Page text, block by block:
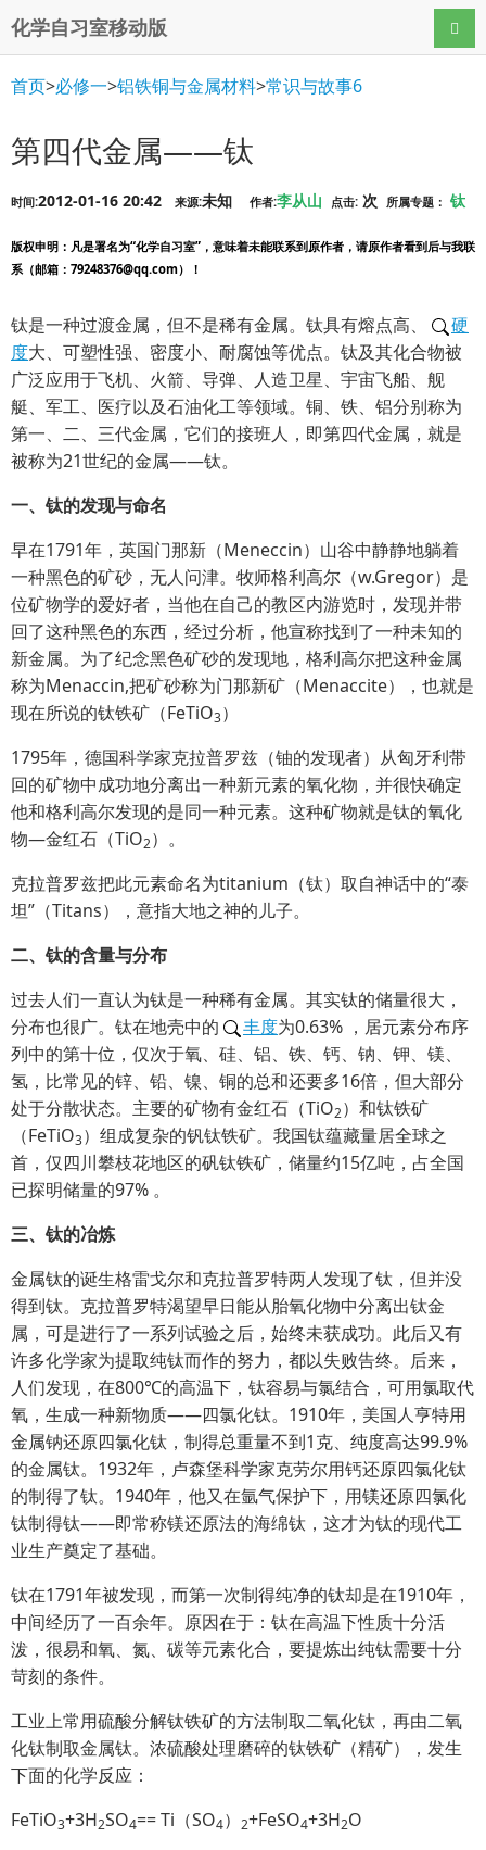
化学自习室移动版 导航
首页>必修一>铝铁铜与金属材料>常识与故事6
第四代金属——钛
时间:2012-01-16 20:42 来源:未知 作者:李从山 点击: 次 所属专题： 钛
版权申明 ：凡是署名为“化学自习室”，意味着未能联系到原作者，请原作者看到后与我联
系（邮箱：79248376@qq.com）！
钛是一种过渡金属，但不是稀有金属。钛具有熔点高、
硬
度大、可塑性强、密度小、耐腐蚀等优点。钛及其化合物被
广泛应用于飞机、火箭、导弹、人造卫星、宇宙飞船、舰
艇、军工、医疗以及石油化工等领域。铜、铁、铝分别称为
第一、二、三代金属，它们的接班人，即第四代金属，就是
被称为21世纪的金属——钛。
一、钛的发现与命名
早在1791年，英国门那新（Meneccin）山谷中静静地躺着
一种黑色的矿砂，无人问津。牧师格利高尔（w.Gregor）是
位矿物学的爱好者，当他在自己的教区内游览时，发现并带
回了这种黑色的东西，经过分析，他宣称找到了一种未知的
新金属。为了纪念黑色矿砂的发现地，格利高尔把这种金属
称为Menaccin,把矿砂称为门那新矿（Menaccite），也就是
现在所说的钛铁矿（FeTiO3）
1795年，德国科学家克拉普罗兹（铀的发现者）从匈牙利带
回的矿物中成功地分离出一种新元素的氧化物，并很快确定
他和格利高尔发现的是同一种元素。这种矿物就是钛的氧化
物—金红石（TiO2）。
克拉普罗兹把此元素命名为titanium（钛）取自神话中的“泰
坦”（Titans），意指大地之神的儿子。
二、钛的含量与分布
过去人们一直认为钛是一种稀有金属。其实钛的储量很大，
分布也很广。钛在地壳中的
丰度为0.63% ，居元素分布序
列中的第十位，仅次于氧、硅、铝、铁、钙、钠、钾、镁、
氢，比常见的锌、铅、镍、铜的总和还要多16倍，但大部分
处于分散状态。主要的矿物有金红石（TiO2）和钛铁矿
（FeTiO3）组成复杂的钒钛铁矿。我国钛蕴藏量居全球之
首，仅四川攀枝花地区的矾钛铁矿，储量约15亿吨，占全国
已探明储量的97% 。
三、钛的冶炼
金属钛的诞生格雷戈尔和克拉普罗特两人发现了钛，但并没
得到钛。克拉普罗特渴望早日能从胎氧化物中分离出钛金
属，可是进行了一系列试验之后，始终未获成功。此后又有
许多化学家为提取纯钛而作的努力，都以失败告终。后来，
人们发现，在800℃的高温下，钛容易与氯结合，可用氯取代
氧，生成一种新物质——四氯化钛。1910年，美国人亨特用
金属钠还原四氯化钛，制得总重量不到1克、纯度高达99.9%
的金属钛。1932年，卢森堡科学家克劳尔用钙还原四氯化钛
的制得了钛。1940年，他又在氩气保护下，用镁还原四氯化
钛制得钛——即常称镁还原法的海绵钛，这才为钛的现代工
业生产奠定了基础。
钛在1791年被发现，而第一次制得纯净的钛却是在1910年，
中间经历了一百余年。原因在于：钛在高温下性质十分活
泼，很易和氧、氮、碳等元素化合，要提炼出纯钛需要十分
苛刻的条件。
工业上常用硫酸分解钛铁矿的方法制取二氧化钛，再由二氧
化钛制取金属钛。浓硫酸处理磨碎的钛铁矿（精矿），发生
下面的化学反应：
FeTiO3+3H2SO4== Ti（SO4） 2+FeSO4+3H2O